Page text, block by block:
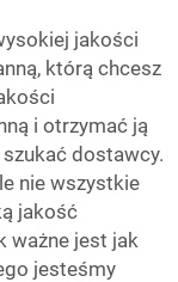
jakości
którą chcesz
i otrzymać ją
dostawcy.
nie wszystkie
jakość
ważne jest jak
jesteśmy